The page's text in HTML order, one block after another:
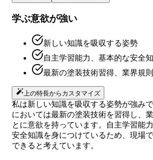
学ぶ意欲が強い
新しい知識を吸収する姿勢
自主学習能力、基本的な安全
最新の塗装技術習得、業界規
上の特長からカスタマイズ
私は新しい知識を吸収する姿勢が強み
においては最新の塗装技術を習得し、
とに意欲を持っています。自主学習能
安全知識を身につけているため、現場
できると考えています。